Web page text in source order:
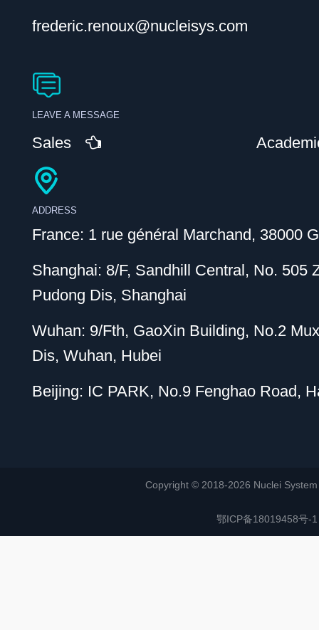
frederic.renoux@nucleisys.com
LEAVE A MESSAGE
Sales
ADDRESS
France: 1 rue général Marchand, 38000
Shanghai: 8/F, Sandhill Central, No. 505
Pudong Dis, Shanghai
Wuhan: 9/Fth, GaoXin Building, No.2
Dis, Wuhan, Hubei
Beijing: IC PARK, No.9 Fenghao Road,
Copyright © 2018-2026 Nuclei
鄂ICP备18019458号-1